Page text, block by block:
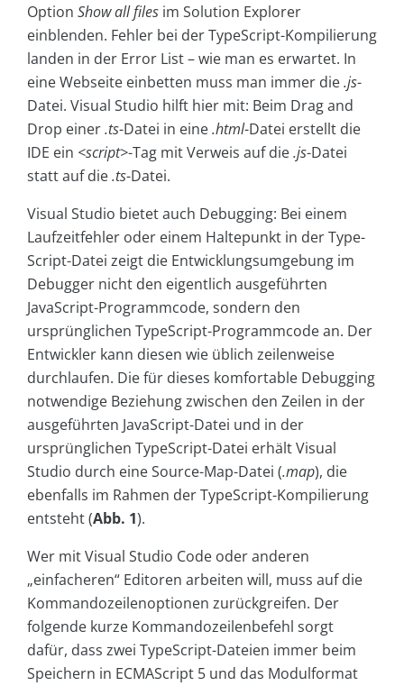
Option Show all files im Solution Explorer
einblenden. Fehler bei der TypeScript-Kompilierung
landen in der Error List – wie man es erwartet. In
eine Webseite einbetten muss man immer die.js-
Datei. Visual Studio hilft hier mit: Beim Drag and
Drop einer.ts-Datei in eine.html-Datei erstellt die
IDE ein <script>-Tag mit Verweis auf die.js-Datei
statt auf die.ts-Datei.
Visual Studio bietet auch Debugging: Bei einem
Laufzeitfehler oder einem Haltepunkt in der Type­
Script-Datei zeigt die Entwicklungsumgebung im
Debugger nicht den eigentlich ausgeführten
JavaScript-Programmcode, sondern den
ursprünglichen TypeScript-Programmcode an. Der
Entwickler kann diesen wie üblich zeilenweise
durchlaufen. Die für dieses komfortable Debugging
notwendige Beziehung zwischen den Zeilen in der
ausgeführten JavaScript-Datei und in der
ursprünglichen TypeScript-Datei erhält Visual
Studio durch eine Source-Map-Datei (.map), die
ebenfalls im Rahmen der TypeScript-Kompilierung
entsteht (Abb. 1).
Wer mit Visual Studio Code oder anderen
„einfacheren“ Editoren arbeiten will, muss auf die
Kommandozeilenoptionen zurückgreifen. Der
folgende kurze Kommandozeilenbefehl sorgt
dafür, dass zwei Type­Script-Dateien immer beim
Speichern in ECMA­Script 5 und das Modulformat